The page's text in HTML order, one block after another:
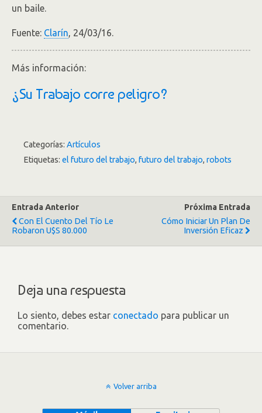
un baile.
Fuente: Clarín, 24/03/16.
Más información:
¿Su Trabajo corre peligro?
Categorías: Artículos
Etiquetas: el futuro del trabajo, futuro del trabajo, robots
Entrada Anterior
Con El Cuento Del Tío Le
Robaron U$S 80.000
Próxima Entrada
Cómo Iniciar Un Plan De
Inversión Eficaz
Deja una respuesta
Lo siento, debes estar conectado para publicar un
comentario.
Volver arriba